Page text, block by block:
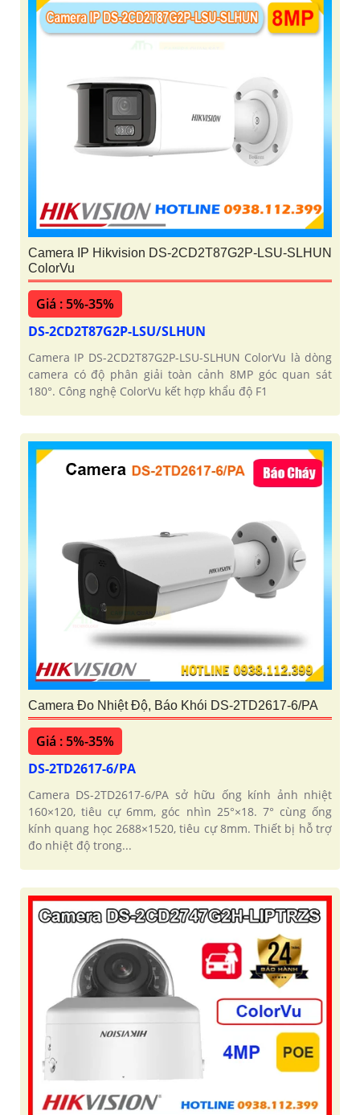
Camera IP Hikvision DS-2CD2T87G2P-LSU-SLHUN
ColorVu
Giá : 5%-35%
DS-2CD2T87G2P-LSU/SLHUN
Camera IP DS-2CD2T87G2P-LSU-SLHUN ColorVu là dòng
camera có độ phân giải toàn cảnh 8MP góc quan sát
180°. Công nghệ ColorVu kết hợp khẩu độ F1
Camera Đo Nhiệt Độ, Báo Khói DS-2TD2617-6/PA
Giá : 5%-35%
DS-2TD2617-6/PA
Camera DS-2TD2617-6/PA sở hữu ống kính ảnh nhiệt
160×120, tiêu cự 6mm, góc nhìn 25°×18. 7° cùng ống
kính quang học 2688×1520, tiêu cự 8mm. Thiết bị hỗ trợ
đo nhiệt độ trong...